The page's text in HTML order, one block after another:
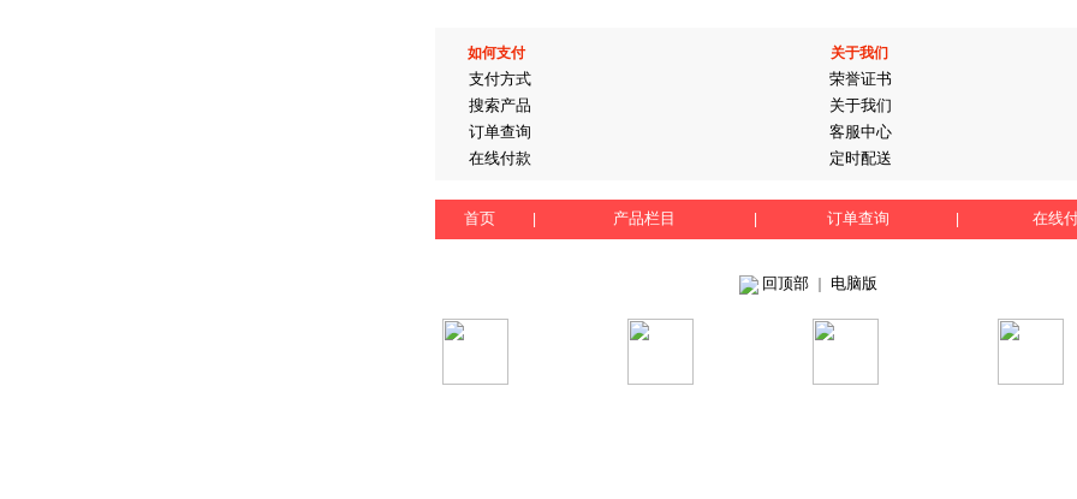
如何支付 关于我们
支付方式
荣誉证书
搜索产品
关于我们
订单查询
客服中心
在线付款
定时配送
首页 产品栏目 订单查询 在线
回顶部｜ 电脑版